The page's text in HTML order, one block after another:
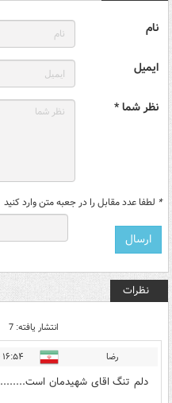
نام
ایمیل
نظر شما *
* لطفا عدد مقابل را در جعبه متن وارد کنید
نظرات
انتشار یافته: 7
رضا ۱۶:۵۴ - ۱۴۰۵/۰۳/۲۰
دلم تنگ اقای شهیدمان است........